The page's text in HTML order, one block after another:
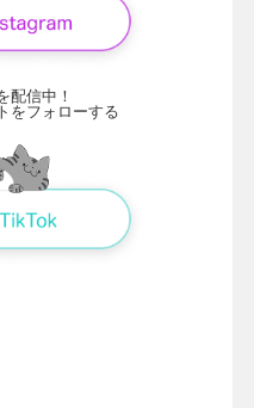
配信中！
をフォローする